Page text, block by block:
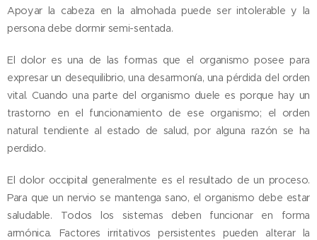
Apoyar la cabeza en la almohada puede ser intolerable y la
persona debe dormir semi-sentada.
El dolor es una de las formas que el organismo posee para
expresar un desequilibrio, una desarmonía, una pérdida del orden
vital. Cuando una parte del organismo duele es porque hay un
trastorno en el funcionamiento de ese organismo; el orden
natural tendiente al estado de salud, por alguna razón se ha
perdido.
El dolor occipital generalmente es el resultado de un proceso.
Para que un nervio se mantenga sano, el organismo debe estar
saludable. Todos los sistemas deben funcionar en forma
armónica. Factores irritativos persistentes pueden alterar la